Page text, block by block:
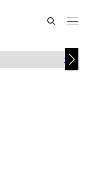
カスタム